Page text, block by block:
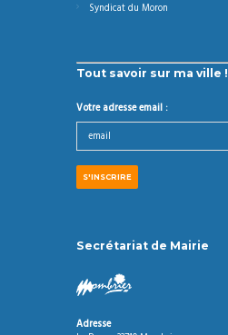
Syndicat du Moron
Tout savoir sur ma ville !
Votre adresse email :
Secrétariat de Mairie
Adresse